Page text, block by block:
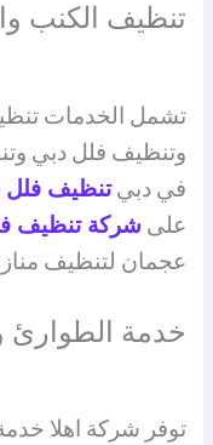
تنظيف الكنب
وتنظيف فلل دبي
في دبيتنظيف فلل
على شركة تنظيف
عجمان لتنظيف
خدمة الطوارئ
توفر شركة اهلا